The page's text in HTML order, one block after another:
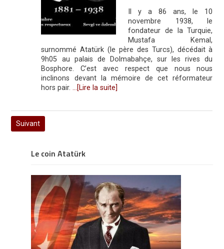
Il y a 86 ans, le 10
novembre 1938, le
fondateur de la Turquie,
Mustafa Kemal,
surnommé Atatürk (le père des Turcs), décédait à
9h05 au palais de Dolmabahçe, sur les rives du
Bosphore. C’est avec respect que nous nous
inclinons devant la mémoire de cet réformateur
hors pair. …[Lire la suite]
Suivant
Le coin Atatürk